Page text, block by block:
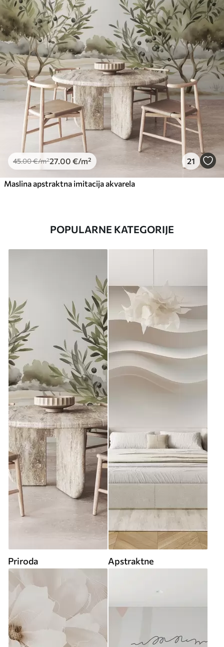
45.00€/m²27 .00 €/m² 21
Maslina apstraktna imitacija akvarela
POPULARNE KATEGORIJE
Priroda Apstraktne